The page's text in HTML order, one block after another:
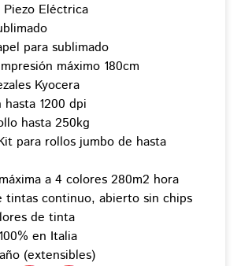
Piezo Eléctrica
para sublimado
máximo 180cm
Kyocera
hasta 1200 dpi
hasta 250kg
para rollos jumbo de hasta
a 4 colores 280m2 hora
tintas continuo, abierto sin chips
de tinta
en Italia
(extensibles)